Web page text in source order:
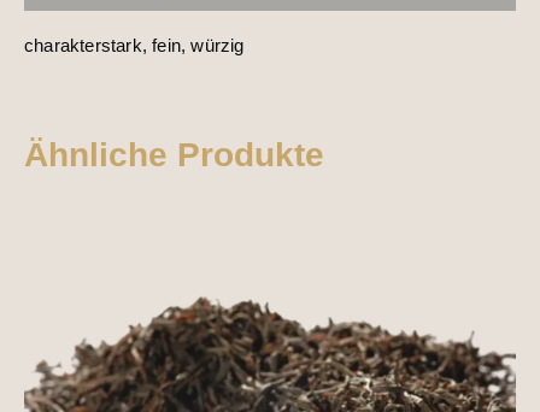
charakterstark, fein, würzig
Ähnliche Produkte
mehrere
Varianten
auf.